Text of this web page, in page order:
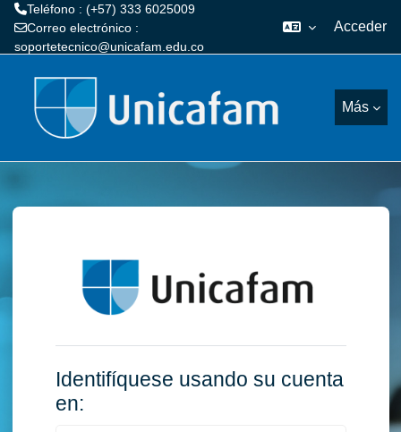
Teléfono : (+57) 333 6025009
Correo electrónico :
soportetecnico@unicafam.edu.co
Acceder
Más
Entrar a
Identifíquese usando su cuenta
en: